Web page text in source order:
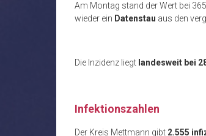
Am Montag stand der Wert bei
wieder ein Datenstau aus den
Die Inzidenz liegt landesweit bei
Infektionszahlen
Der Kreis Mettmann gibt 2.555